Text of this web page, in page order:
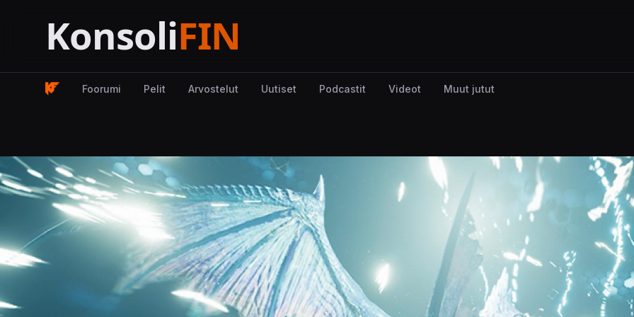
Foorumi Pelit Arvostelut Uutiset Podcastit Videot Muut jutut